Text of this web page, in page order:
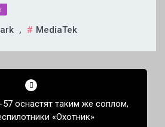
, MediaTek
оснастят таким же соплом,
«Охотник»